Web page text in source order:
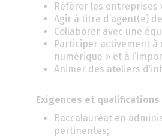
Référer les entreprises
Agir à titre d’agent(e)
Collaborer avec une
Participer activement à
numérique » et à
Animer des ateliers
Exigences et qualifications
Baccalauréat en
pertinentes;